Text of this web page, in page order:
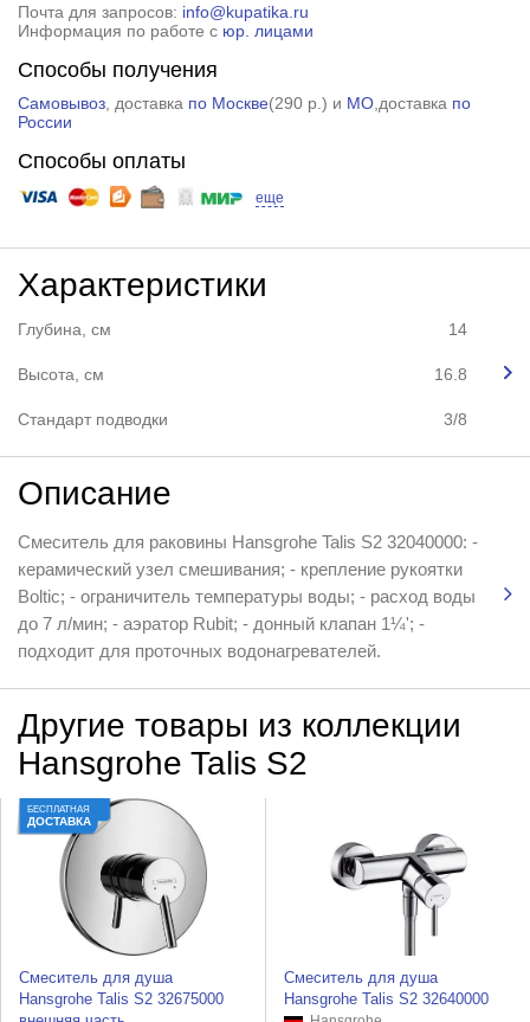
Почта для запросов: info@kupatika.ru
Информация по работе с юр. лицами
Способы получения
Самовывоз, доставка по Москве(290 р. ) и МО,доставка по
России
Способы оплаты
еще
Характеристики
Глубина, см 14
Высота, см 16.8
Стандарт подводки 3/8
Описание
Смеситель для раковины Hansgrohe Talis S2 32040000: -
керамический узел смешивания; - крепление рукоятки
Boltic; - ограничитель температуры воды; - расход воды
до 7 л/мин; - аэратор Rubit; - донный клапан 1¼'; -
подходит для проточных водонагревателей.
Другие товары из коллекции
Hansgrohe Talis S2
БЕСПЛАТНАЯ
ДОСТАВКА
Смеситель для душа
Hansgrohe Talis S2 32675000
Смеситель для душа
Hansgrohe Talis S2 32640000